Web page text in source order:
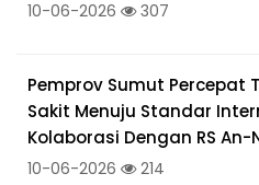
10-06-2026 307
Pemprov Sumut Percepat
Sakit Menuju Standar
Kolaborasi Dengan RS
10-06-2026 214